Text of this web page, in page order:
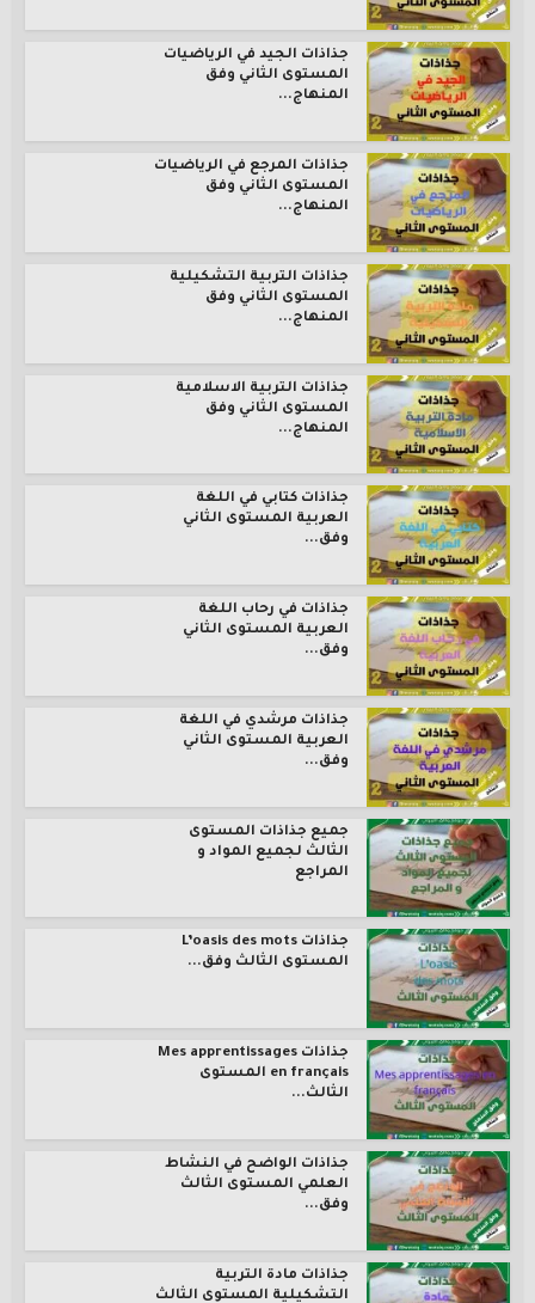
جذاذات الجيد في الرياضيات
المستوى الثاني وفق
المنهاج...
جذاذات المرجع في الرياضيات
المستوى الثاني وفق
المنهاج...
جذاذات التربية التشكيلية
المستوى الثاني وفق
المنهاج...
جذاذات التربية الاسلامية
المستوى الثاني وفق
المنهاج...
جذاذات كتابي في اللغة
العربية المستوى الثاني
وفق...
جذاذات في رحاب اللغة
العربية المستوى الثاني
وفق...
جذاذات مرشدي في اللغة
العربية المستوى الثاني
وفق...
جميع جذاذات المستوى
الثالث لجميع المواد و
المراجع
جذاذات L’oasis des mots
المستوى الثالث وفق...
جذاذات Mes apprentissages
en français المستوى
الثالث...
جذاذات الواضح في النشاط
العلمي المستوى الثالث
وفق...
جذاذات مادة التربية
التشكيلية المستوى الثالث